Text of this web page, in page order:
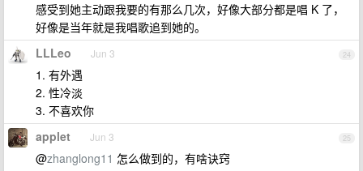
感受到她主动跟我要的有那么几次，好像大部分都是唱 K 了，
好像是当年就是我唱歌追到她的。
24
LLLeo Jun 3
1. 有外遇
2. 性冷淡
3. 不喜欢你
25
applet Jun 3
@zhanglong11 怎么做到的，有啥诀窍